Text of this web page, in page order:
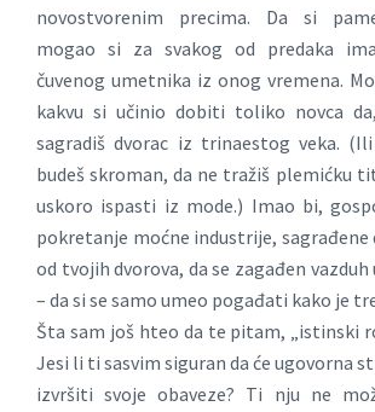
novostvorenim precima. Da si
mogao si za svakog od predaka
čuvenog umetnika iz onog vremena.
kakvu si učinio dobiti toliko novca
sagradiš dvorac iz trinaestog veka.
budeš skroman, da ne tražiš plemićku
uskoro ispasti iz mode.) Imao bi,
pokretanje moćne industrije,
od tvojih dvorova, da se zagađen
– da si se samo umeo pogađati kako je
Šta sam još hteo da te pitam, „istinski
Jesi li ti sasvim siguran da će ugovorna
izvršiti svoje obaveze? Ti nju ne